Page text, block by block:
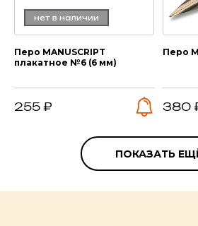
нет в наличии
Перо MANUSCRIPT
плакатное №6 (6 мм)
255 ₽
Перо
380
ПОКАЗАТЬ